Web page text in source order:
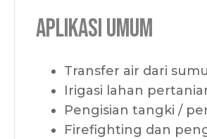
Aplikasi Umum
Transfer air dari
Irigasi lahan
Pengisian tangki /
Firefighting dan